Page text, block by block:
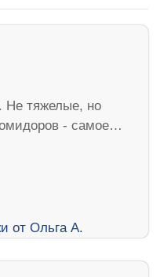
Не тяжелые, но
- самое…